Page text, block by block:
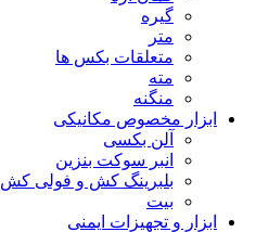
گیره
متر
متعلقات بکس ها
مته
منگنه
ابزار مخصوص مکانیکی
آلن بکسی
انبر سوکت بنزین
بلبرینگ کش و فولی کش
بیت
ابزار و تجهیزات ایمنی